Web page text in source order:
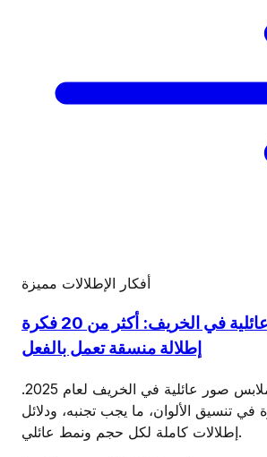
أفكار الإطلالات مميزة
ملابس لصور عائلية في الخريف: أكثر من 20 فكرة
إطلالة منسقة تعمل بالفعل
اكتشف أفضل ملابس صور عائلية في الخريف لعام 2025.
في تنسيق الألوان، ما يجب تجنبه، ودلائل
إطلالات كاملة لكل حجم ونمط عائلي.